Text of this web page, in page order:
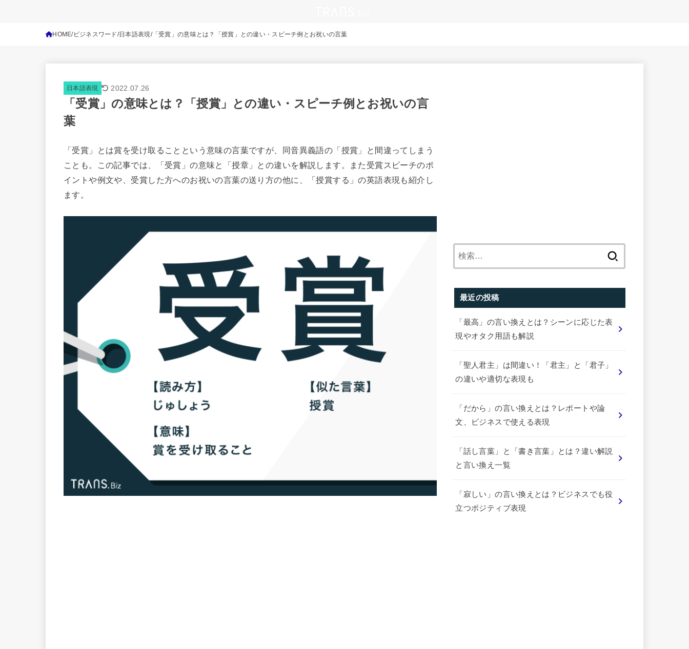
HOME ビジネスワード 日本語表現 「受賞」の意味とは？「授賞」との違い・スピーチ例とお祝いの言葉
日本語表現 2022.07.26
「受賞」の意味とは？「授賞」との違い・スピーチ例とお祝いの言
葉
「受賞」とは賞を受け取ることという意味の言葉ですが、同音異義語の「授賞」と間違ってしまう
ことも。この記事では、「受賞」の意味と「授章」との違いを解説します。また受賞スピーチのポ
イントや例文や、受賞した方へのお祝いの言葉の送り方の他に、「授賞する」の英語表現も紹介し
ます。
最近の投稿
「最高」の言い換えとは？シーンに応じた表
現やオタク用語も解説
「聖人君主」は間違い！「君主」と「君子」
の違いや適切な表現も
「だから」の言い換えとは？レポートや論
文、ビジネスで使える表現
「話し言葉」と「書き言葉」とは？違い解説
と言い換え一覧
「寂しい」の言い換えとは？ビジネスでも役
立つポジティブ表現